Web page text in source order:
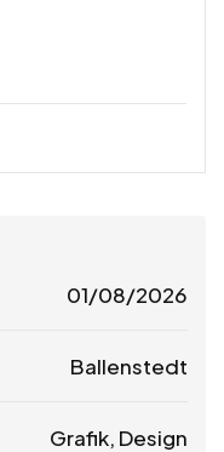
01/08/2026
Ballenstedt
Grafik, Design